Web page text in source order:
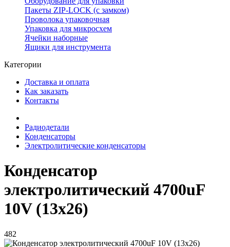
Пакеты ZIP-LOCK (с замком)
Проволока упаковочная
Упаковка для микросхем
Ячейки наборные
Ящики для инструмента
Категории
Доставка и оплата
Как заказать
Контакты
Радиодетали
Конденсаторы
Электролитические конденсаторы
Конденсатор
электролитический 4700uF
10V (13x26)
482